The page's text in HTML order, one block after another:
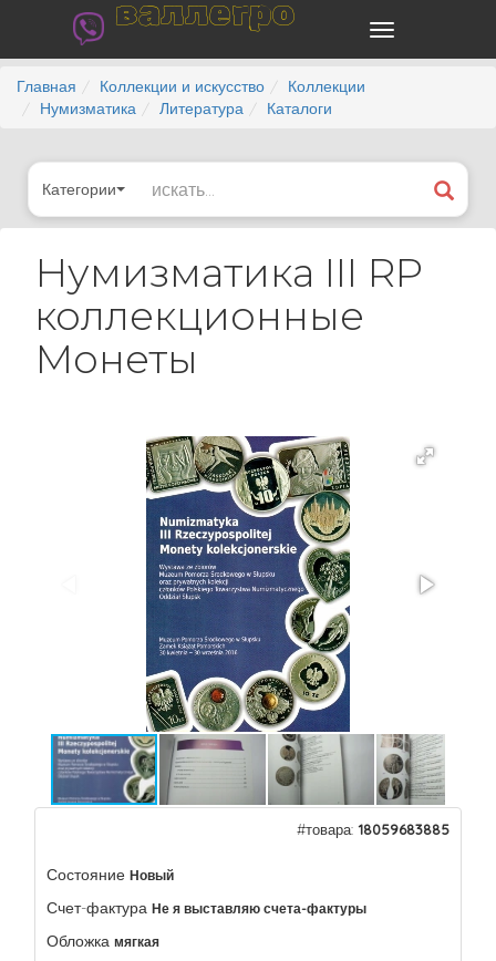
валлегро
Главная Коллекции и искусство
Коллекции
Нумизматика
Литература Каталоги
Категории
Нумизматика III RP
коллекционные
Монеты
#товара: 18059683885
Состояние Новый
Счет-фактура Не я выставляю счета-фактуры
Обложка мягкая